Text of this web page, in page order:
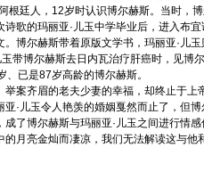
根廷人，12岁时认识博尔赫斯。当时，
歌的玛丽亚·儿玉中学毕业后，进入布
博尔赫斯带着原版文学书，玛丽亚·儿
带博尔赫斯去日内瓦治疗肝癌时，见博
、已是87岁高龄的博尔赫斯。
案齐眉的老夫少妻的幸福，却终止于上
·儿玉令人艳羡的婚姻戛然而止了，但
了博尔赫斯与玛丽亚·儿玉之间进行情
月亮金灿而凄凉，我们无法解读这与他